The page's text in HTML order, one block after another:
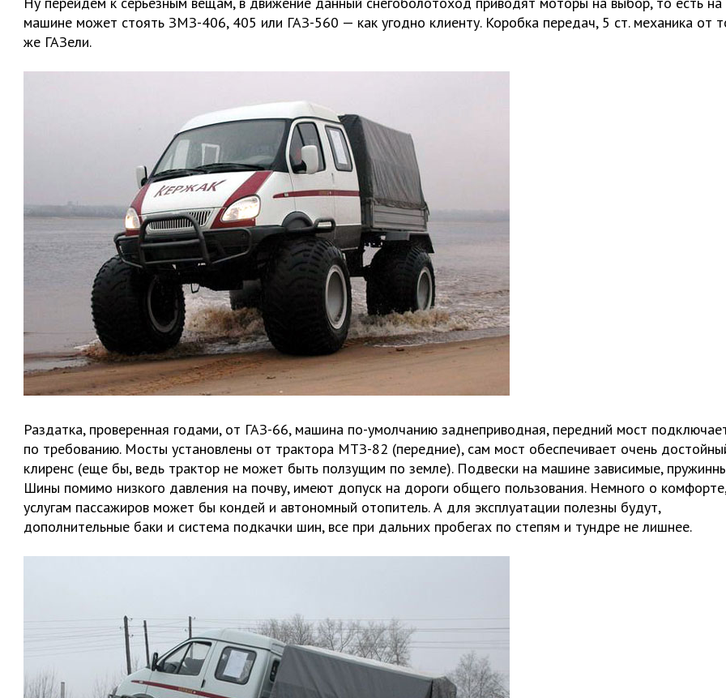
машине может стоять ЗМЗ-406, 405 или ГАЗ-560 — как угодно клиенту. Коробка передач, 5 ст. механика от
же ГАЗели.
Раздатка, проверенная годами, от ГАЗ-66, машина по-умолчанию заднеприводная, передний мост
по требованию. Мосты установлены от трактора МТЗ-82 (передние), сам мост обеспечивает очень
клиренс (еще бы, ведь трактор не может быть ползущим по земле). Подвески на машине зависимые,
Шины помимо низкого давления на почву, имеют допуск на дороги общего пользования. Немного о
услугам пассажиров может бы кондей и автономный отопитель. А для эксплуатации полезны будут,
дополнительные баки и система подкачки шин, все при дальних пробегах по степям и тундре не лишнее.